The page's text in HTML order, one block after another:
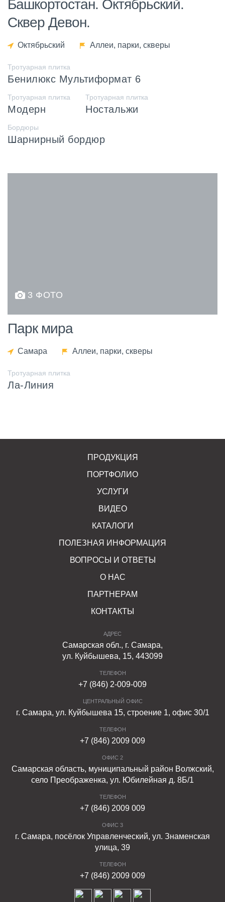
Башкортостан. Октябрьский.
Сквер Девон.
Октябрьский Аллеи, парки, скверы
Тротуарная плитка
Бенилюкс Мультиформат 6
Тротуарная плитка
Модерн
Тротуарная плитка
Ностальжи
Бордюры
Шарнирный бордюр
3 ФОТО
Парк мира
Самара Аллеи, парки, скверы
Тротуарная плитка
Ла-Линия
ПРОДУКЦИЯ
ПОРТФОЛИО
УСЛУГИ
ВИДЕО
КАТАЛОГИ
ПОЛЕЗНАЯ ИНФОРМАЦИЯ
ВОПРОСЫ И ОТВЕТЫ
О НАС
ПАРТНЕРАМ
КОНТАКТЫ
АДРЕС
Самарская обл., г. Самара,
ул. Куйбышева, 15, 443099
ТЕЛЕФОН
+7 (846) 2-009-009
ЦЕНТРАЛЬНЫЙ ОФИС
г. Самара, ул. Куйбышева 15, строение 1, офис 30/1
ТЕЛЕФОН
+7 (846) 2009 009
ОФИС 2
Самарская область, муниципальный район Волжский,
село Преображенка, ул. Юбилейная д. 8Б/1
ТЕЛЕФОН
+7 (846) 2009 009
ОФИС 3
г. Самара, посёлок Управленческий, ул. Знаменская
улица, 39
ТЕЛЕФОН
+7 (846) 2009 009